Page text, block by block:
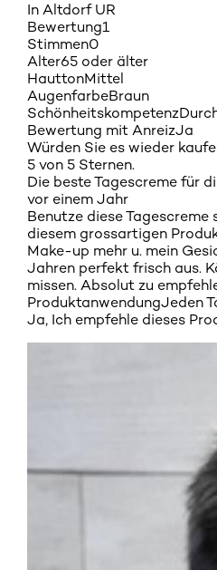
In Altdorf UR
Bewertung1
Stimmen0
Alter65 oder älter
HauttonMittel
AugenfarbeBraun
Schönheitskompetenz
Bewertung mit AnreizJa
Würden Sie es wieder
5 von 5 Sternen.
Die beste Tagescreme für
vor einem Jahr
Benutze diese Tagescreme
diesem grossartigen
Make-up mehr u. mein
Jahren perfekt frisch aus.
missen. Absolut zu
ProduktanwendungJeden
Ja, Ich empfehle dieses